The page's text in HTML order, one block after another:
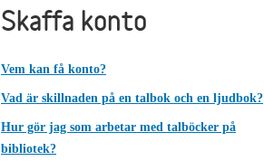
Skaffa konto
Vem kan få konto?
Vad är skillnaden på en talbok och en ljudbok?
Hur gör jag som arbetar med talböcker på
bibliotek?